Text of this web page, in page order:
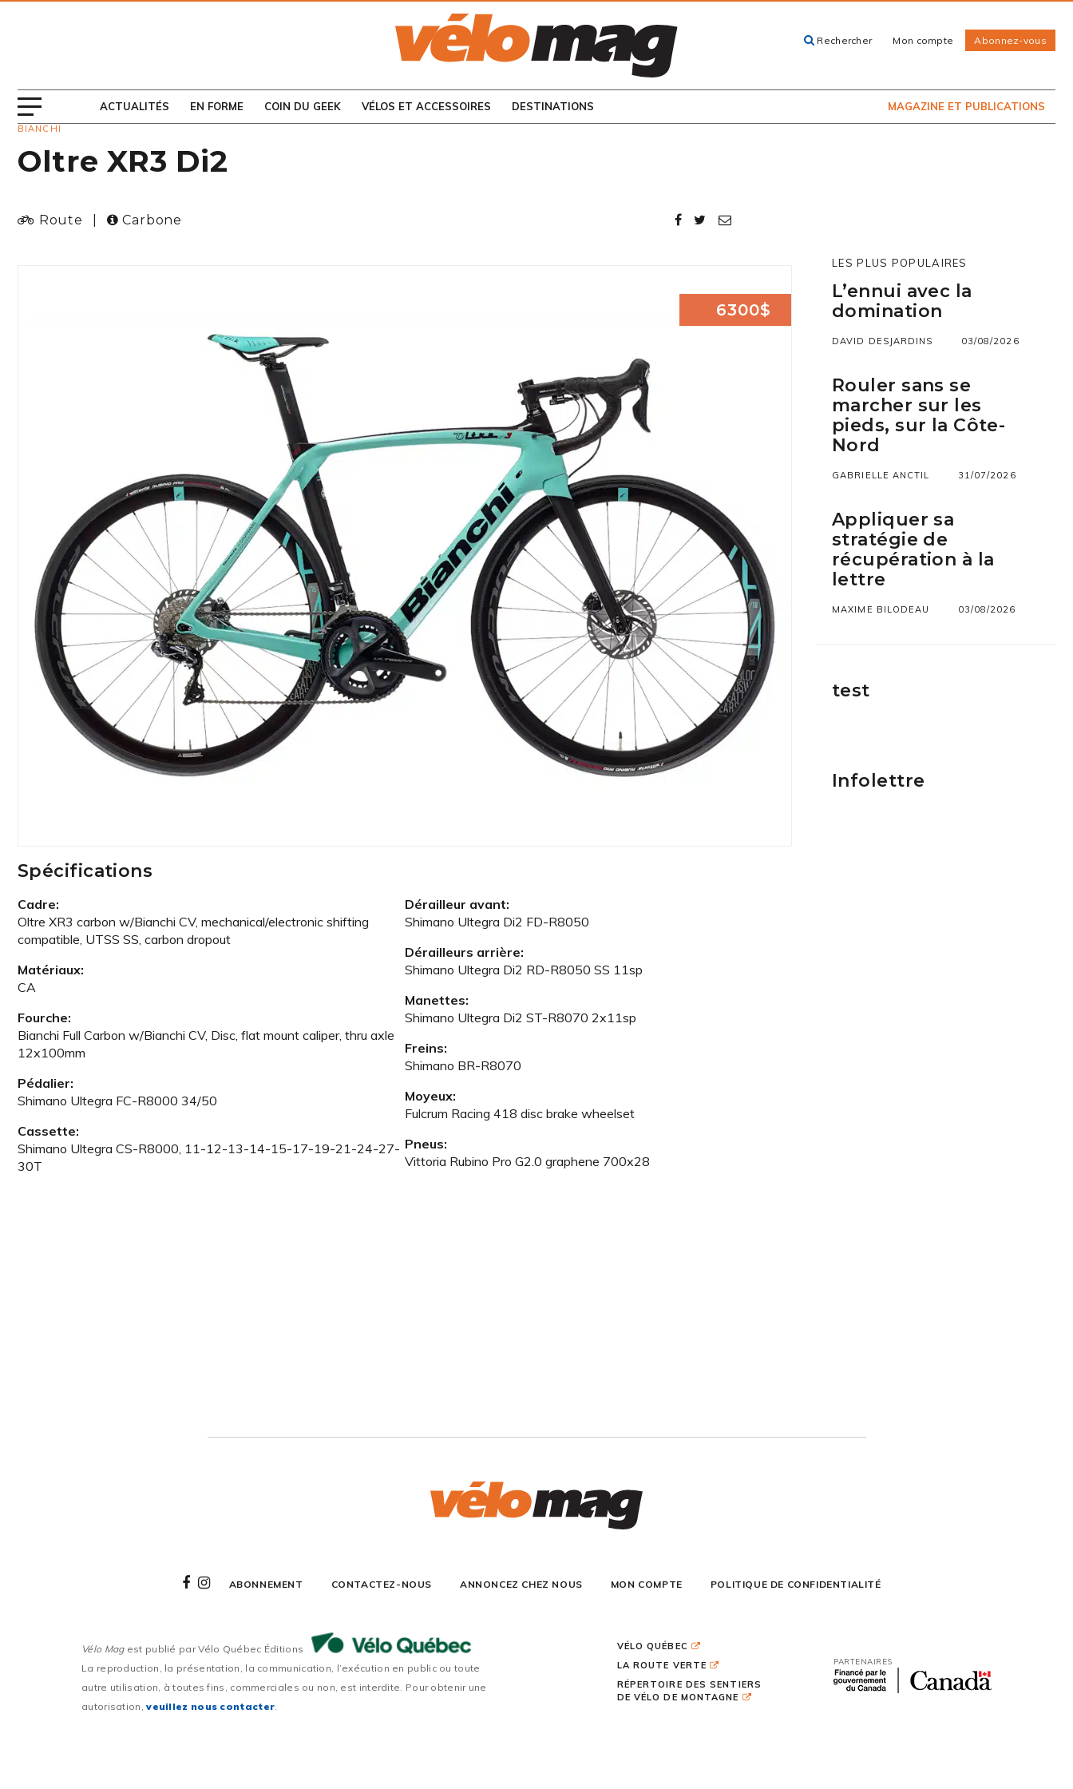
Rechercher Mon compte Abonnez-vous
ACTUALITÉS EN FORME COIN DU GEEK VÉLOS ET ACCESSOIRES DESTINATIONS MAGAZINE ET PUBLICATIONS
CONSULTEZ LES
EN KIOSQUE
BIANCHI
Oltre XR3 Di2
Route Carbone
6300$
Spécifications
Cadre:
Oltre XR3 carbon w/Bianchi CV, mechanical/electronic shifting
compatible, UTSS SS, carbon dropout
Matériaux:
CA
Fourche:
Bianchi Full Carbon w/Bianchi CV, Disc, flat mount caliper, thru axle
12x100mm
Pédalier:
Shimano Ultegra FC-R8000 34/50
Cassette:
Shimano Ultegra CS-R8000, 11-12-13-14-15-17-19-21-24-27-
30T
Dérailleur avant:
Shimano Ultegra Di2 FD-R8050
Dérailleurs arrière:
Shimano Ultegra Di2 RD-R8050 SS 11sp
Manettes:
Shimano Ultegra Di2 ST-R8070 2x11sp
Freins:
Shimano BR-R8070
Moyeux:
Fulcrum Racing 418 disc brake wheelset
Pneus:
Vittoria Rubino Pro G2.0 graphene 700x28
LES PLUS POPULAIRES
L’ennui avec la
domination
DAVID DESJARDINS 03/08/2026
Rouler sans se
marcher sur les
pieds, sur la Côte-
Nord
GABRIELLE ANCTIL 31/07/2026
Appliquer sa
stratégie de
récupération à la
lettre
MAXIME BILODEAU 03/08/2026
test
Infolettre
ABONNEMENT CONTACTEZ-NOUS ANNONCEZ CHEZ NOUS MON COMPTE POLITIQUE DE CONFIDENTIALITÉ
Vélo Magest publié par Vélo Québec Éditions
La reproduction, la présentation, la communication, l’exécution en public ou toute
autre utilisation, à toutes fins, commerciales ou non, est interdite. Pour obtenir une
autorisation,veuillez nous contacter.
VÉLO QUÉBEC
LA ROUTE VERTE
RÉPERTOIRE DES SENTIERS
DE VÉLO DE MONTAGNE
PARTENAIRES